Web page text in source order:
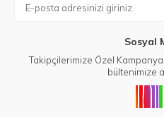
Sosyal
Takipçilerimize Özel
bültenimize